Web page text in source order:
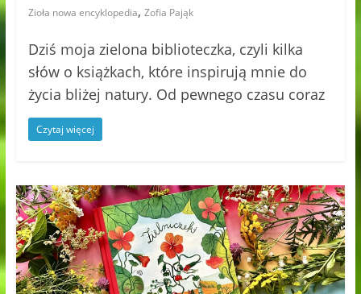
Zioła nowa encyklopedia, Zofia Pająk
Dziś moja zielona biblioteczka, czyli kilka
słów o książkach, które inspirują mnie do
życia bliżej natury. Od pewnego czasu coraz
Czytaj więcej